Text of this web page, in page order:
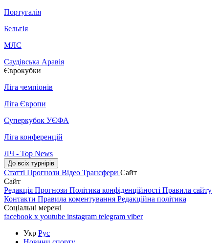
Португалія
Бельгія
МЛС
Саудівська Аравія
Єврокубки
Ліга чемпіонів
Ліга Європи
Суперкубок УЄФА
Ліга конференцій
ЛЧ - Top News
До всіх турнірів
Статті Прогнози Відео Трансфери Сайт
Сайт
Редакція Прогнози Політика конфіденційності Правила сайту
Контакти Правила коментування Редакційна політика
Соціальні мережі
facebook x youtube instagram telegram viber
Укр Рус